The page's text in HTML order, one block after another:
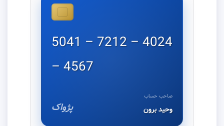
5041 – 7212 – 4024
– 4567
پژواک
صاحب حساب
وحید برون